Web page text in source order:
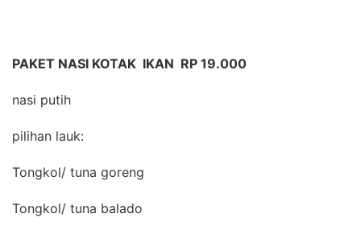
PAKET NASI KOTAK IKAN RP 19.000
nasi putih
pilihan lauk:
Tongkol/ tuna goreng
Tongkol/ tuna balado